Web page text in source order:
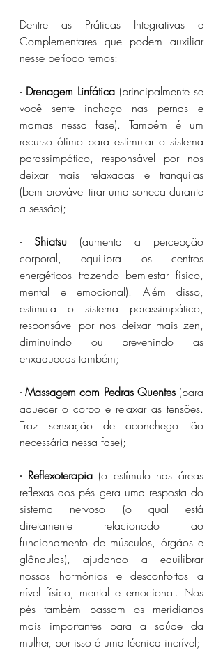
Dentre as Práticas Integrativas e
Complementares que podem auxiliar
nesse período temos:
- Drenagem Linfática (principalmente se
você sente inchaço nas pernas e
mamas nessa fase). Também é um
recurso ótimo para estimular o sistema
parassimpático, responsável por nos
deixar mais relaxadas e tranquilas
(bem provável tirar uma soneca durante
a sessão);
- Shiatsu (aumenta a percepção
corporal, equilibra os centros
energéticos trazendo bem-estar físico,
mental e emocional). Além disso,
estimula o sistema parassimpático,
responsável por nos deixar mais zen,
diminuindo ou prevenindo as
enxaquecas também;
- Massagem com Pedras Quentes (para
aquecer o corpo e relaxar as tensões.
Traz sensação de aconchego tão
necessária nessa fase);
- Reflexoterapia (o estímulo nas áreas
reflexas dos pés gera uma resposta do
sistema nervoso (o qual está
diretamente relacionado ao
funcionamento de músculos, órgãos e
glândulas), ajudando a equilibrar
nossos hormônios e desconfortos a
nível físico, mental e emocional. Nos
pés também passam os meridianos
mais importantes para a saúde da
mulher, por isso é uma técnica incrível;